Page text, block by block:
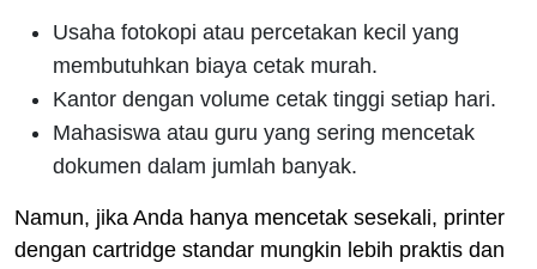
Usaha fotokopi atau percetakan kecil yang
membutuhkan biaya cetak murah.
Kantor dengan volume cetak tinggi setiap hari.
Mahasiswa atau guru yang sering mencetak
dokumen dalam jumlah banyak.
Namun, jika Anda hanya mencetak sesekali, printer
dengan cartridge standar mungkin lebih praktis dan